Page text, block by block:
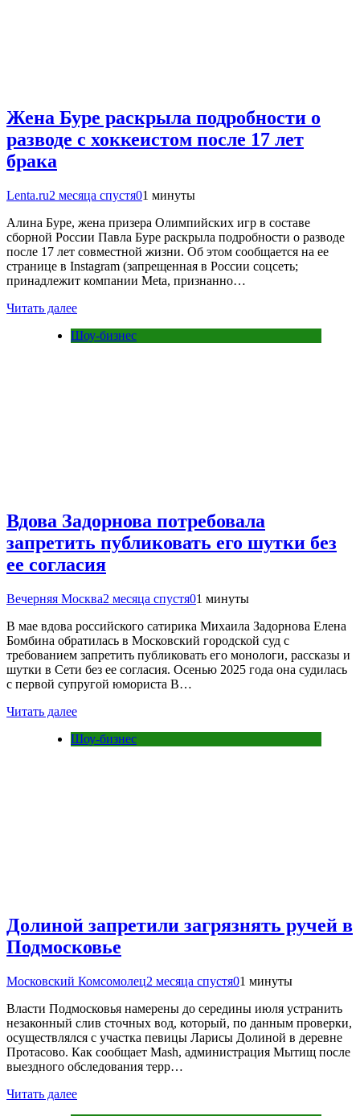
Жена Буре раскрыла подробности о
разводе с хоккеистом после 17 лет
брака
Lenta.ru2 месяца спустя01 минуты
Алина Буре, жена призера Олимпийских игр в составе
сборной России Павла Буре раскрыла подробности о разводе
после 17 лет совместной жизни. Об этом сообщается на ее
странице в Instagram (запрещенная в России соцсеть;
принадлежит компании Meta, признанно…
Читать далее
Шоу-бизнес
Вдова Задорнова потребовала
запретить публиковать его шутки без
ее согласия
Вечерняя Москва2 месяца спустя01 минуты
В мае вдова российского сатирика Михаила Задорнова Елена
Бомбина обратилась в Московский городской суд с
требованием запретить публиковать его монологи, рассказы и
шутки в Сети без ее согласия. Осенью 2025 года она судилась
с первой супругой юмориста В…
Читать далее
Шоу-бизнес
Долиной запретили загрязнять ручей в
Подмосковье
Московский Комсомолец2 месяца спустя01 минуты
Власти Подмосковья намерены до середины июля устранить
незаконный слив сточных вод, который, по данным проверки,
осуществлялся с участка певицы Ларисы Долиной в деревне
Протасово. Как сообщает Mash, администрация Мытищ после
выездного обследования терр…
Читать далее